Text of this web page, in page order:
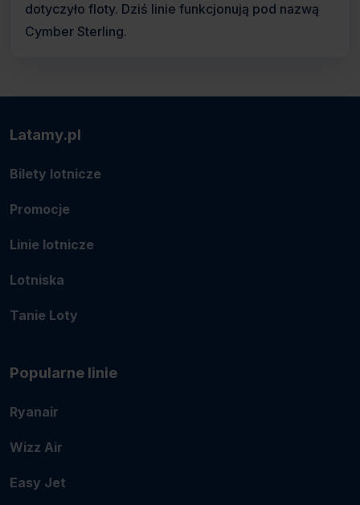
dotyczyło floty. Dziś linie funkcjonują pod nazwą
Cymber Sterling.
Latamy.pl
Bilety lotnicze
Promocje
Linie lotnicze
Lotniska
Tanie Loty
Popularne linie
Ryanair
Wizz Air
Easy Jet